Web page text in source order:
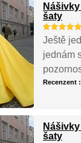
šaty
Ještě
jednám
Recenzent
šaty